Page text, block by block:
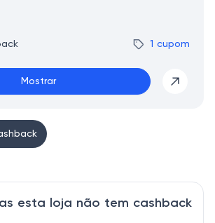
1 cupom
Mostrar
esta loja não tem cashback